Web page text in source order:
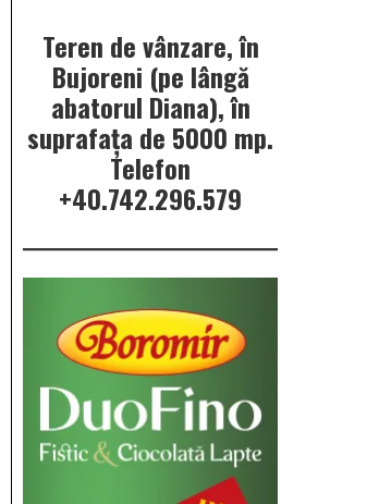
Teren de vânzare, în
Bujoreni (pe lângă
abatorul Diana), în
suprafața de 5000 mp.
Telefon
+40.742.296.579